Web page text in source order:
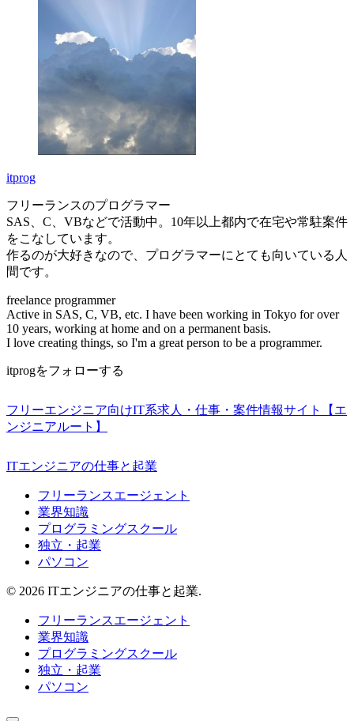
itprog
フリーランスのプログラマー
SAS、C、VBなどで活動中。10年以上都内で在宅や常駐案件
をこなしています。
作るのが大好きなので、プログラマーにとても向いている人
間です。
freelance programmer
Active in SAS, C, VB, etc. I have been working in Tokyo for over
10 years, working at home and on a permanent basis.
I love creating things, so I'm a great person to be a programmer.
itprogをフォローする
フリーエンジニア向けIT系求人・仕事・案件情報サイト【エ
ンジニアルート】
ITエンジニアの仕事と起業
フリーランスエージェント
業界知識
プログラミングスクール
独立・起業
パソコン
© 2026 ITエンジニアの仕事と起業.
フリーランスエージェント
業界知識
プログラミングスクール
独立・起業
パソコン